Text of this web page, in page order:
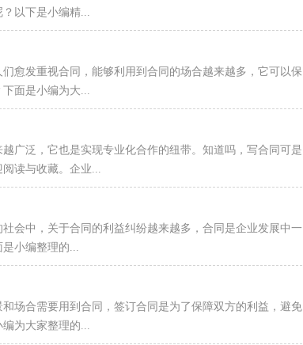
以下是小编精...
愈发重视合同，能够利用到合同的场合越来越多，它可以保
面是小编为大...
广泛，它也是实现专业化合作的纽带。知道吗，写合同可是
读与收藏。企业...
会中，关于合同的利益纠纷越来越多，合同是企业发展中一
小编整理的...
场合需要用到合同，签订合同是为了保障双方的利益，避免
为大家整理的...